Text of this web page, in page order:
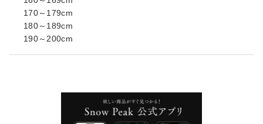
170～179cm
180～189cm
190～200cm